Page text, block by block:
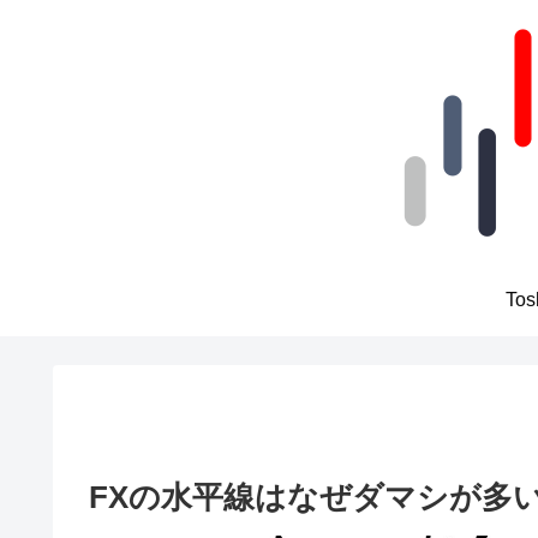
FXの水平線はなぜダマシが多